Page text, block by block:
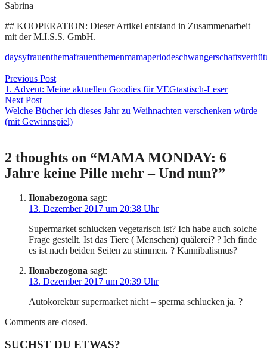
Sabrina
## KOOPERATION: Dieser Artikel entstand in Zusammenarbeit
mit der M.I.S.S. GmbH.
daysyfrauenthemafrauenthemenmamaperiode
Previous Post
1. Advent: Meine aktuellen Goodies für VEGtastisch-Leser
Next Post
Welche Bücher ich dieses Jahr zu Weihnachten verschenken würde
(mit Gewinnspiel)
2 thoughts on “MAMA MONDAY: 6
Jahre keine Pille mehr – Und nun?”
Ilonabezogona sagt:
13. Dezember 2017 um 20:38 Uhr
Supermarket schlucken vegetarisch ist? Ich habe auch solche
Frage gestellt. Ist das Tiere ( Menschen) quälerei? ? Ich finde
es ist nach beiden Seiten zu stimmen. ? Kannibalismus?
Ilonabezogona sagt:
13. Dezember 2017 um 20:39 Uhr
Autokorektur supermarket nicht – sperma schlucken ja. ?
Comments are closed.
SUCHST DU ETWAS?